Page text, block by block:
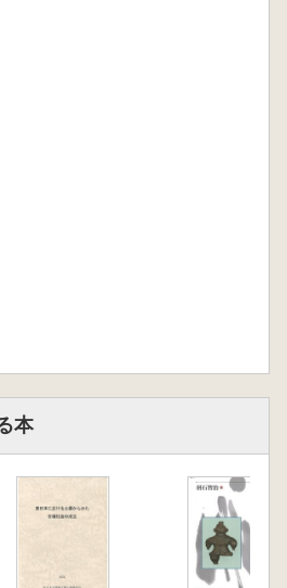
史)
麗陶器(主税 英徳)
)
良)
城館跡(吉本 正典)
技術復元の取り組み―(新
多郎)
田 和彦)
の調査と課題(堤 伴治)
鉄器生産―久留米城下町遺
に―(長谷川 桃子)
充)
(前迫 亮一)
本